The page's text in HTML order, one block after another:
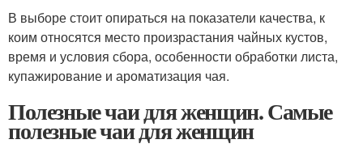
В выборе стоит опираться на показатели качества, к
коим относятся место произрастания чайных кустов,
время и условия сбора, особенности обработки листа,
купажирование и ароматизация чая.
Полезные чаи для женщин. Самые
полезные чаи для женщин